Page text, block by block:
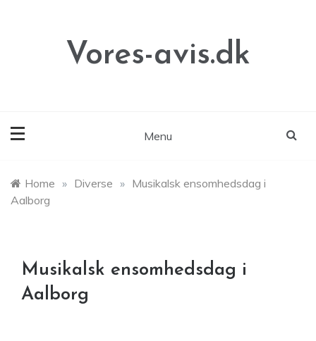
Vores-avis.dk
Menu
Home » Diverse » Musikalsk ensomhedsdag i
Aalborg
Musikalsk ensomhedsdag i
Aalborg